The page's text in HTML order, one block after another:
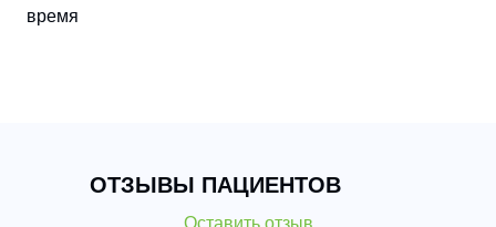
время
ОТЗЫВЫ ПАЦИЕНТОВ
Оставить отзыв